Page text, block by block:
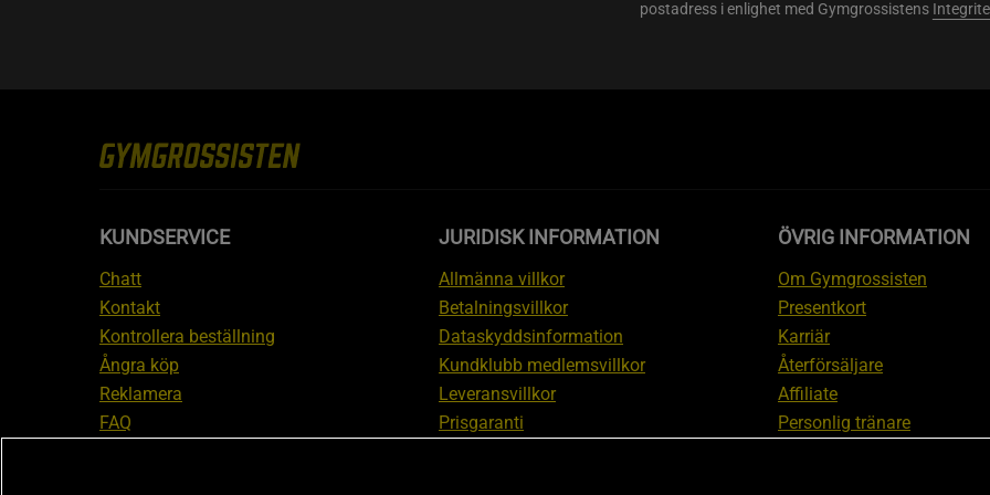
postadress i enlighet med Gymgrossistens
KUNDSERVICE
Chatt
Kontakt
Kontrollera beställning
Ångra köp
Reklamera
FAQ
JURIDISK INFORMATION
Allmänna villkor
Betalningsvillkor
Dataskyddsinformation
Kundklubb medlemsvillkor
Leveransvillkor
Prisgaranti
ÖVRIG INFORMATION
Om Gymgrossisten
Presentkort
Karriär
Återförsäljare
Affiliate
Personlig tränare